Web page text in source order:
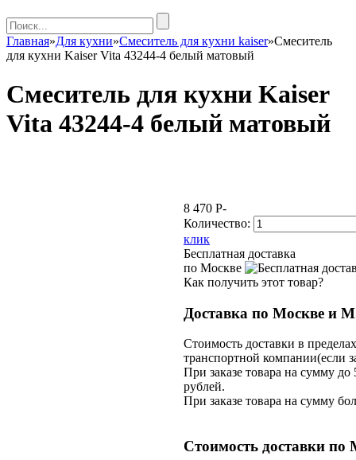
Главная»Для кухни»Cмеситель для кухни kaiser»Смеситель
для кухни Kaiser Vita 43244-4 белый матовый
Смеситель для кухни Kaiser
Vita 43244-4 белый матовый
8 470 P-
Количество:
клик
Бесплатная доставка
по Москве
Как получить этот товар?
Доставка по Москве и
Стоимость доставки в
транспортной компании(если
При заказе товара на сумму до
рублей.
При заказе товара на сумму
Стоимость доставки по